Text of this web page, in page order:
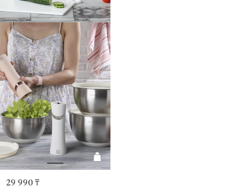
29 990 ₸